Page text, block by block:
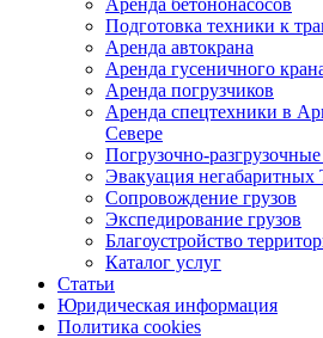
Подготовка техники к
Аренда автокрана
Аренда гусеничного
Аренда погрузчиков
Аренда спецтехники в
Севере
Погрузочно-
Эвакуация негабаритных
Сопровождение грузов
Экспедирование грузов
Благоустройство
Каталог услуг
Статьи
Юридическая информация
Политика cookies